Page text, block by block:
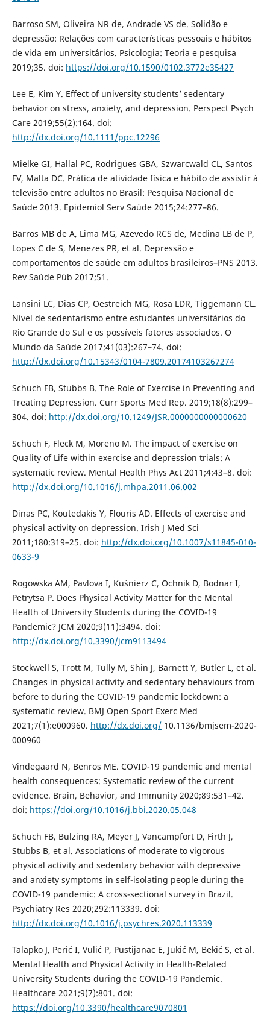
Barroso SM, Oliveira NR de, Andrade VS de. Solidão e
depressão: Relações com características pessoais e hábitos
de vida em universitários. Psicologia: Teoria e pesquisa
2019;35. doi: https://doi.org/10.1590/0102.3772e35427
Lee E, Kim Y. Effect of university students’ sedentary
behavior on stress, anxiety, and depression. Perspect Psych
Care 2019;55(2):164. doi:
http://dx.doi.org/10.1111/ppc.12296
Mielke GI, Hallal PC, Rodrigues GBA, Szwarcwald CL, Santos
FV, Malta DC. Prática de atividade física e hábito de assistir à
televisão entre adultos no Brasil: Pesquisa Nacional de
Saúde 2013. Epidemiol Serv Saúde 2015;24:277–86.
Barros MB de A, Lima MG, Azevedo RCS de, Medina LB de P,
Lopes C de S, Menezes PR, et al. Depressão e
comportamentos de saúde em adultos brasileiros–PNS 2013.
Rev Saúde Púb 2017;51.
Lansini LC, Dias CP, Oestreich MG, Rosa LDR, Tiggemann CL.
Nível de sedentarismo entre estudantes universitários do
Rio Grande do Sul e os possíveis fatores associados. O
Mundo da Saúde 2017;41(03):267–74. doi:
http://dx.doi.org/10.15343/0104-7809.20174103267274
Schuch FB, Stubbs B. The Role of Exercise in Preventing and
Treating Depression. Curr Sports Med Rep. 2019;18(8):299–
304. doi: http://dx.doi.org/10.1249/JSR.0000000000000620
Schuch F, Fleck M, Moreno M. The impact of exercise on
Quality of Life within exercise and depression trials: A
systematic review. Mental Health Phys Act 2011;4:43–8. doi:
http://dx.doi.org/10.1016/j.mhpa.2011.06.002
Dinas PC, Koutedakis Y, Flouris AD. Effects of exercise and
physical activity on depression. Irish J Med Sci
2011;180:319–25. doi: http://dx.doi.org/10.1007/s11845-010-
0633-9
Rogowska AM, Pavlova I, Kuśnierz C, Ochnik D, Bodnar I,
Petrytsa P. Does Physical Activity Matter for the Mental
Health of University Students during the COVID-19
Pandemic? JCM 2020;9(11):3494. doi:
http://dx.doi.org/10.3390/jcm9113494
Stockwell S, Trott M, Tully M, Shin J, Barnett Y, Butler L, et al.
Changes in physical activity and sedentary behaviours from
before to during the COVID-19 pandemic lockdown: a
systematic review. BMJ Open Sport Exerc Med
2021;7(1):e000960. http://dx.doi.org/10.1136/bmjsem-2020-
000960
Vindegaard N, Benros ME. COVID-19 pandemic and mental
health consequences: Systematic review of the current
evidence. Brain, Behavior, and Immunity 2020;89:531–42.
doi: https://doi.org/10.1016/j.bbi.2020.05.048
Schuch FB, Bulzing RA, Meyer J, Vancampfort D, Firth J,
Stubbs B, et al. Associations of moderate to vigorous
physical activity and sedentary behavior with depressive
and anxiety symptoms in self-isolating people during the
COVID-19 pandemic: A cross-sectional survey in Brazil.
Psychiatry Res 2020;292:113339. doi:
http://dx.doi.org/10.1016/j.psychres.2020.113339
Talapko J, Perić I, Vulić P, Pustijanac E, Jukić M, Bekić S, et al.
Mental Health and Physical Activity in Health-Related
University Students during the COVID-19 Pandemic.
Healthcare 2021;9(7):801. doi:
https://doi.org/10.3390/healthcare9070801